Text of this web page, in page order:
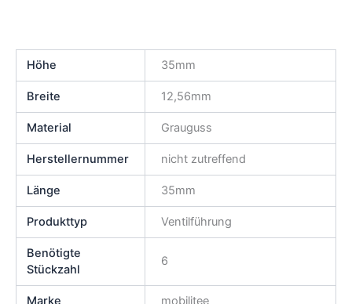
Höhe 35mm
Breite 12,56mm
Material Grauguss
Herstellernummer nicht zutreffend
Länge 35mm
Produkttyp Ventilführung
Benötigte
Stückzahl
6
Marke mobilitee